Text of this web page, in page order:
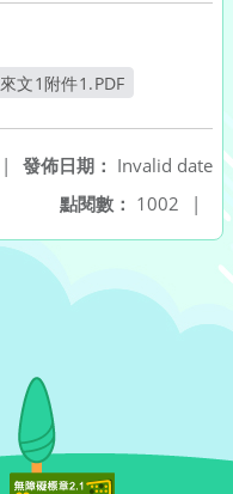
來文1附件1.PDF
發佈日期： Invalid date
|
點閱數： 1002 |